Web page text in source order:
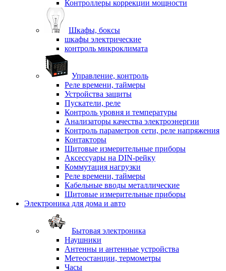
Контроллеры коррекции мощности
Шкафы, боксы
шкафы электрические
контроль микроклимата
Управление, контроль
Реле времени, таймеры
Устройства защиты
Пускатели, реле
Контроль уровня и температуры
Анализаторы качества электроэнергии
Контроль параметров сети, реле напряжения
Контакторы
Щитовые измерительные приборы
Аксессуары на DIN-рейку
Коммутация нагрузки
Реле времени, таймеры
Кабельные вводы металлические
Щитовые измерительные приборы
Электроника для дома и авто
Бытовая электроника
Наушники
Антенны и антенные устройства
Метеостанции, термометры
Часы